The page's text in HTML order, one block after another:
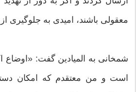
معقولی باشند، امیدی به جلوگیری
شمخانی به المیادین گفت: «اوضاع
است و من معتقدم که امکان